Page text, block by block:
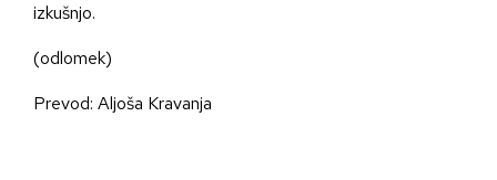
izkušnjo.
(odlomek)
Prevod: Aljoša Kravanja